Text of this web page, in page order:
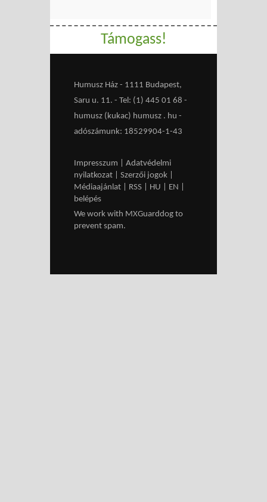
Támogass!
Humusz Ház - 1111 Budapest,
Saru u. 11. - Tel: (1) 445 01 68 -
humusz (kukac) humusz . hu -
adószámunk: 18529904-1-43
Impresszum
Adatvédelmi
nyilatkozat
Szerzői jogok
Médiaajánlat
RSS HU EN
belépés
We work with MXGuarddog to
prevent spam.